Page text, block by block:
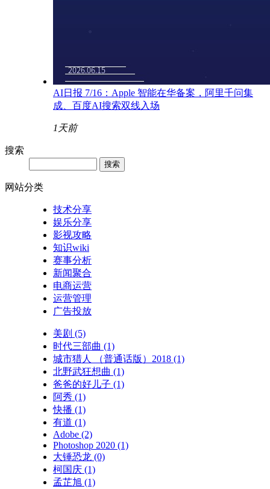
AI日报 7/16：Apple 智能在华备案，阿里千问集
成、百度AI搜索双线入场
1天前
搜索
网站分类
技术分享
娱乐分享
影视攻略
知识wiki
赛事分析
新闻聚合
电商运营
运营管理
广告投放
美剧 (5)
时代三部曲 (1)
城市猎人 （普通话版）2018 (1)
北野武狂想曲 (1)
爸爸的好儿子 (1)
阿秀 (1)
快播 (1)
有道 (1)
Adobe (2)
Photoshop 2020 (1)
大锤恐龙 (0)
柯国庆 (1)
孟芷旭 (1)